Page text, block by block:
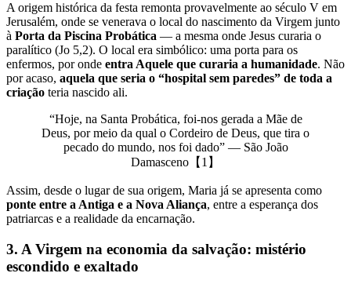
A origem histórica da festa remonta provavelmente ao século V em
Jerusalém, onde se venerava o local do nascimento da Virgem junto
à Porta da Piscina Probática — a mesma onde Jesus curaria o
paralítico (Jo 5,2). O local era simbólico: uma porta para os
enfermos, por onde entra Aquele que curaria a humanidade. Não
por acaso, aquela que seria o “hospital sem paredes” de toda a
criação teria nascido ali.
“Hoje, na Santa Probática, foi-nos gerada a Mãe de
Deus, por meio da qual o Cordeiro de Deus, que tira o
pecado do mundo, nos foi dado” — São João
Damasceno【1】
Assim, desde o lugar de sua origem, Maria já se apresenta como
ponte entre a Antiga e a Nova Aliança, entre a esperança dos
patriarcas e a realidade da encarnação.
3. A Virgem na economia da salvação: mistério
escondido e exaltado